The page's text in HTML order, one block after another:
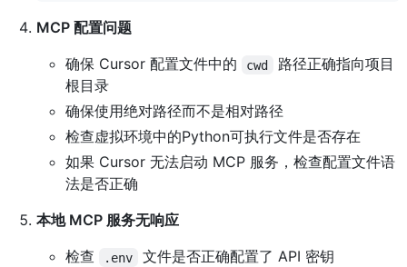
MCP 配置问题
确保 Cursor 配置文件中的
cwd
路径正确指向项目
根目录
确保使用绝对路径而不是相对路径
检查虚拟环境中的Python可执行文件是否存在
如果 Cursor 无法启动 MCP 服务，检查配置文件语
法是否正确
本地 MCP 服务无响应
检查
.env
文件是否正确配置了 API 密钥